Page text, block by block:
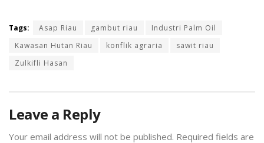
Tags: Asap Riau gambut riau
Industri Palm Oil
Kawasan Hutan Riau
konflik agraria
sawit riau
Zulkifli Hasan
Leave a Reply
Your email address will not be published. Required fields are